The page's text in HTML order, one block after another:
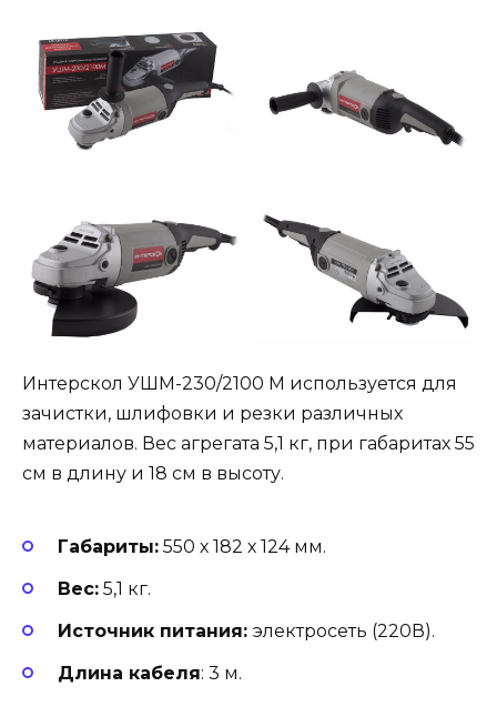
Интерскол УШМ-230/2100 М используется для
зачистки, шлифовки и резки различных
материалов. Вес агрегата 5,1 кг, при габаритах 55
см в длину и 18 см в высоту.
Габариты: 550 х 182 х 124 мм.
Вес: 5,1 кг.
Источник питания: электросеть (220В).
Длина кабеля: 3 м.